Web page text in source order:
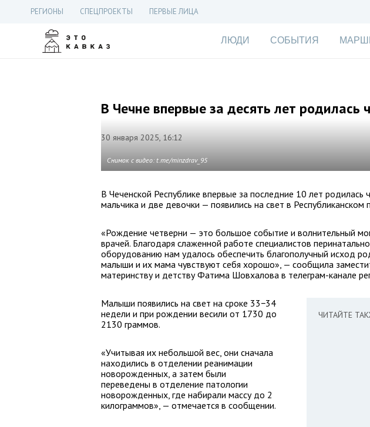
РЕГИОНЫ СПЕЦПРОЕКТЫ ПЕРВЫЕ ЛИЦА
ЛЮДИ СОБЫТИЯ
В Чечне впервые за десять лет родилась
30 января 2025, 16:12
Снимок с видео: t.me/minzdrav_95
В Чеченской Республике впервые за последние 10 лет
мальчика и две девочки — появились на свет в Республиканском
«Рождение четверни — это большое событие и волнительный
врачей. Благодаря слаженной работе специалистов
оборудованию нам удалось обеспечить благополучный исход
малыши и их мама чувствуют себя хорошо», — сообщила
материнству и детству Фатима Шовхалова в телеграм-канале
ЧИТАЙТЕ
Малыши появились на свет на сроке 33−34
недели и при рождении весили от 1730 до
2130 граммов.
«Учитывая их небольшой вес, они сначала
находились в отделении реанимации
новорожденных, а затем были
переведены в отделение патологии
новорожденных, где набирали массу до 2
килограммов», — отмечается в сообщении.